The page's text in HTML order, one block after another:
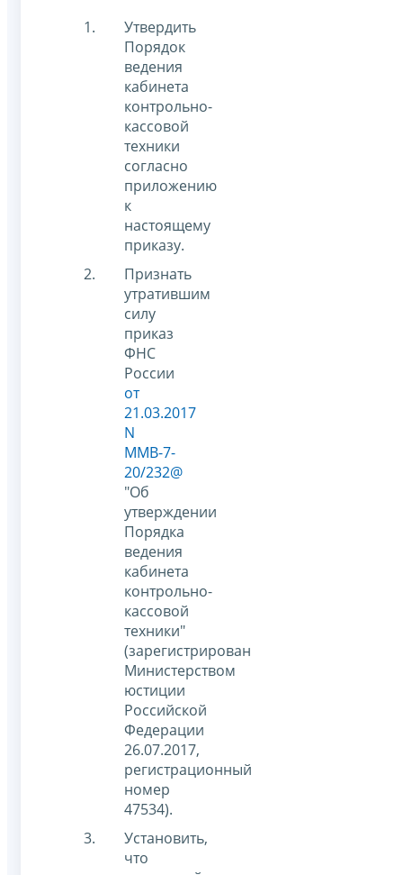
Утвердить
Порядок
ведения
кабинета
контрольно-
кассовой
техники
согласно
приложению
к
настоящему
приказу.
Признать
утратившим
силу
приказ
ФНС
России
от
21.03.2017
N
ММВ-7-
20/232@
"Об
утверждении
Порядка
ведения
кабинета
контрольно-
кассовой
техники"
(зарегистрирован
Министерством
юстиции
Российской
Федерации
26.07.2017,
регистрационный
номер
47534).
Установить,
что